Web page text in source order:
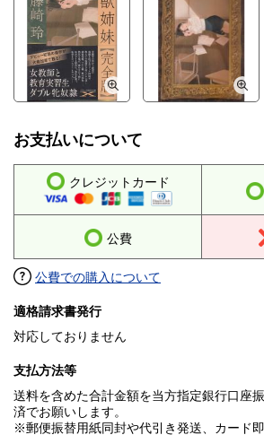
お支払いについて
クレジットカード
公費
公費での購入について
適格請求書発行
対応しておりません
支払方法等
送料を含めた合計金額を当方指定銀行口座
済でお願いします。
※郵便振替用紙同封や代引き発送、カード